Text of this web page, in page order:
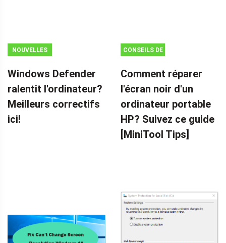
NOUVELLES
Windows Defender
ralentit l'ordinateur?
Meilleurs correctifs
ici!
CONSEILS DE
Comment réparer
l'écran noir d'un
ordinateur portable
HP? Suivez ce guide
[MiniTool Tips]